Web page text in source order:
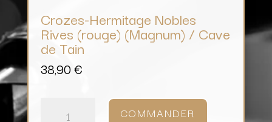
Crozes-Hermitage Nobles
Rives (rouge) (Magnum) / Cave
de Tain
38,90€
Hermitage COMMANDER